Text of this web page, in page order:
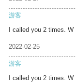
游客
I called you 2 times. W
2022-02-25
游客
I called you 2 times. W